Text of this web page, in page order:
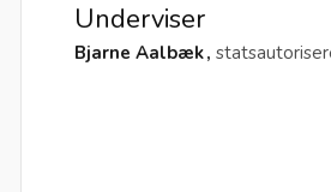
Underviser
Bjarne Aalbæk ,